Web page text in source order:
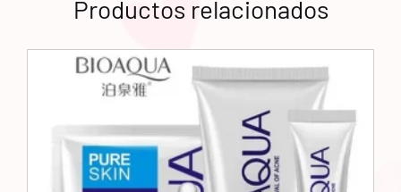
Productos relacionados